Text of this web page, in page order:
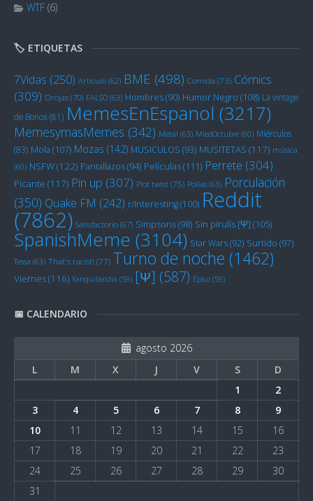
WTF (6)
🏷️ ETIQUETAS
7Vidas (250) Artículo (62) BME (498) Comida (73) Cómics
(309) Drojas (70) FALSO (63) Hombres(90) Humor Negro (108) La vintage
de Bonox(81) MemesEnEspanol (3217)
MemesymasMemes (342) Metal (63) MiedOctubre (60) Miérculos
(83) Mola (107) Mozas (142) MUSICULOS (93) MUSITETAS (117) música
(60) NSFW(122) Pantallazos(94) Películas(111) Perrete (304)
Picante (117) Pin up (307) Plot twist (75) Pollas (63) Porculación
(350) Quake FM (242) r/Interesting(100) Reddit
(7862) Satisfactorio (67) Simpsons(98) Sin pirulís [Ψ] (105)
SpanishMeme (3104) Star Wars(92) Surtido (97)
Tessa (63) That's racist! (77) Turno de noche (1462)
Viernes(116) Yanquilandia (59) [Ψ] (587) Épico (59)
📅 CALENDARIO
agosto 2026
L
M X J V S
D
1
2
3
4 5 6 7 8
9
10
11 12 13 14 15
16
17
18 19 20 21 22
23
24
25 26 27 28 29
30
31